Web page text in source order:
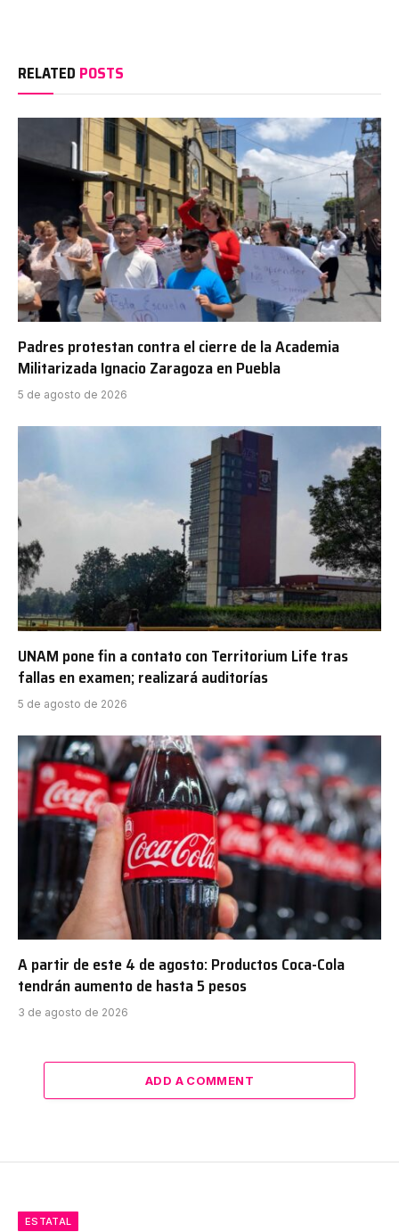
RELATED POSTS
Padres protestan contra el cierre de la Academia
Militarizada Ignacio Zaragoza en Puebla
5 de agosto de 2026
UNAM pone fin a contato con Territorium Life tras
fallas en examen; realizará auditorías
5 de agosto de 2026
A partir de este 4 de agosto: Productos Coca-Cola
tendrán aumento de hasta 5 pesos
3 de agosto de 2026
ADD A COMMENT
ESTATAL